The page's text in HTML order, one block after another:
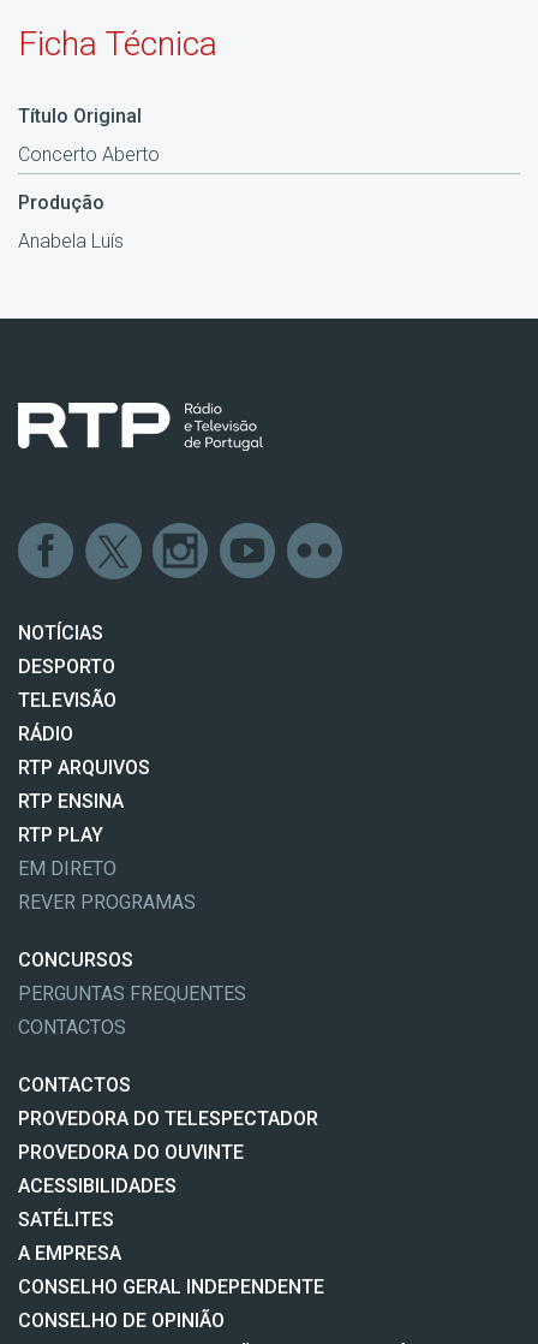
Ficha Técnica
Título Original
Concerto Aberto
Produção
Anabela Luís
NOTÍCIAS
DESPORTO
TELEVISÃO
RÁDIO
RTP ARQUIVOS
RTP ENSINA
RTP PLAY
EM DIRETO
REVER PROGRAMAS
CONCURSOS
PERGUNTAS FREQUENTES
CONTACTOS
CONTACTOS
PROVEDORA DO TELESPECTADOR
PROVEDORA DO OUVINTE
ACESSIBILIDADES
SATÉLITES
A EMPRESA
CONSELHO GERAL INDEPENDENTE
CONSELHO DE OPINIÃO